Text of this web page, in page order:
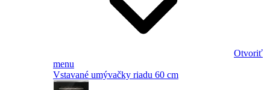
Otvoriť
menu
Vstavané umývačky riadu 60 cm